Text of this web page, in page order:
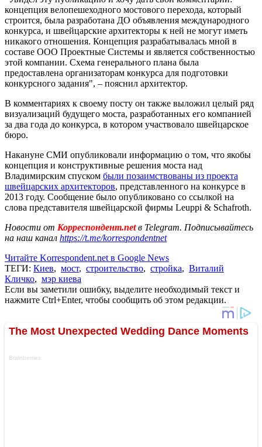
концепция велопешеходного мостового перехода, который
строится, была разработана ДО объявления международного
конкурса, и швейцарские архитекторы к ней не могут иметь
никакого отношения. Концепция разрабатывалась мной в
составе ООО Проектные Системы и является собственностью
этой компании. Схема генерального плана была
предоставлена организаторам конкурса для подготовки
конкурсного задания", – пояснил архитектор.
В комментариях к своему посту он также выложил целый ряд
визуализаций будущего моста, разработанных его компанией
за два года до конкурса, в котором участвовало швейцарское
бюро.
Накануне СМИ опубликовали информацию о том, что якобы
концепция и конструктивные решения моста над
Владимирским спуском были позаимствованы из проекта
швейцарских архитекторов, представленного на конкурсе в
2013 году. Сообщение было опубликовано со ссылкой на
слова представителя швейцарской фирмы Leuppi & Schafroth.
Новости от Корреспондент.netв Telegram. Подписывайтесь
на наш канал https://t.me/korrespondentnet
Читайте Korrespondent.net в Google News
ТЕГИ: Киев, мост, строительство, стройка, Виталий
Кличко, мэр киева
Если вы заметили ошибку, выделите необходимый текст и
нажмите Ctrl+Enter, чтобы сообщить об этом редакции.